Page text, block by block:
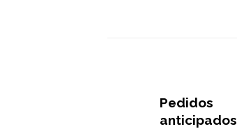
Pedidos
anticipados